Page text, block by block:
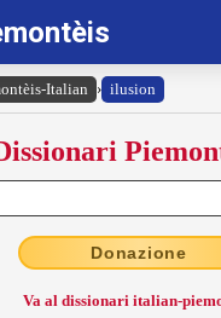
Italian › ilusion
Donazione
Va al dissionari italian-